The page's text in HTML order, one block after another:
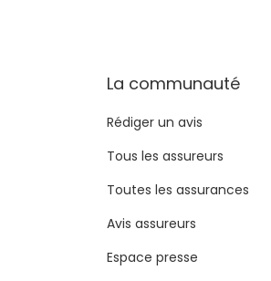
La communauté
Rédiger un avis
Tous les assureurs
Toutes les assurances
Avis assureurs
Espace presse